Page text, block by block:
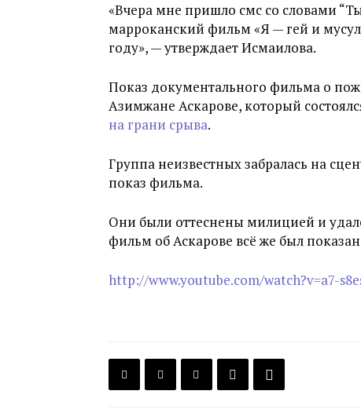
«Вчера мне пришло смс со словами
марроканский фильм «Я — гей и
году», — утверждает Исмаилова.
Показ документального фильма о
Азимжане Аскарове, который
на грани срыва.
Группа неизвестных забралась на
показ фильма.
Они были оттеснены милицией и
фильм об Аскарове всё же был
http://www.youtube.com/watch?v=a7-